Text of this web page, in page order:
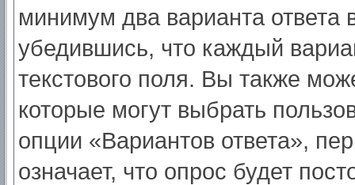
минимум два варианта ответа
убедившись, что каждый
текстового поля. Вы также
которые могут выбрать
опции «Вариантов ответа»,
означает, что опрос будет